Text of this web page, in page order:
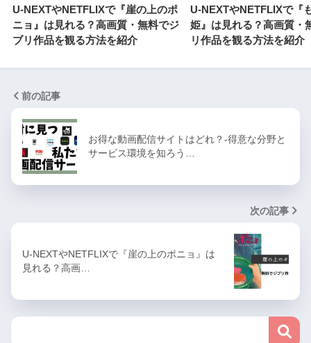
U-NEXTやNETFLIXで『崖の上のポ
ニョ』は見れる？高画質・無料でジ
ブリ作品を観る方法を紹介
U-NEXTやNETFLIXで『
姫』は見れる？高画質・
リ作品を観る方法を紹介
前の記事
お得な動画配信サイトはどれ？-得意な分野と
サービス環境を知ろう…
次の記事
U-NEXTやNETFLIXで『崖の上のポニョ』は
見れる？高画…